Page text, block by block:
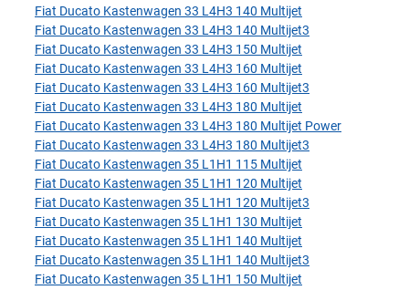
Fiat Ducato Kastenwagen 33 L4H3 140 Multijet
Fiat Ducato Kastenwagen 33 L4H3 140 Multijet3
Fiat Ducato Kastenwagen 33 L4H3 150 Multijet
Fiat Ducato Kastenwagen 33 L4H3 160 Multijet
Fiat Ducato Kastenwagen 33 L4H3 160 Multijet3
Fiat Ducato Kastenwagen 33 L4H3 180 Multijet
Fiat Ducato Kastenwagen 33 L4H3 180 Multijet Power
Fiat Ducato Kastenwagen 33 L4H3 180 Multijet3
Fiat Ducato Kastenwagen 35 L1H1 115 Multijet
Fiat Ducato Kastenwagen 35 L1H1 120 Multijet
Fiat Ducato Kastenwagen 35 L1H1 120 Multijet3
Fiat Ducato Kastenwagen 35 L1H1 130 Multijet
Fiat Ducato Kastenwagen 35 L1H1 140 Multijet
Fiat Ducato Kastenwagen 35 L1H1 140 Multijet3
Fiat Ducato Kastenwagen 35 L1H1 150 Multijet